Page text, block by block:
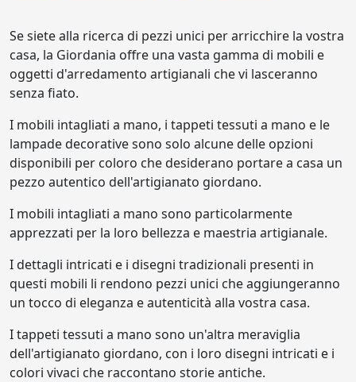
Se siete alla ricerca di pezzi unici per arricchire la vostra
casa, la Giordania offre una vasta gamma di mobili e
oggetti d'arredamento artigianali che vi lasceranno
senza fiato.
I mobili intagliati a mano, i tappeti tessuti a mano e le
lampade decorative sono solo alcune delle opzioni
disponibili per coloro che desiderano portare a casa un
pezzo autentico dell'artigianato giordano.
I mobili intagliati a mano sono particolarmente
apprezzati per la loro bellezza e maestria artigianale.
I dettagli intricati e i disegni tradizionali presenti in
questi mobili li rendono pezzi unici che aggiungeranno
un tocco di eleganza e autenticità alla vostra casa.
I tappeti tessuti a mano sono un'altra meraviglia
dell'artigianato giordano, con i loro disegni intricati e i
colori vivaci che raccontano storie antiche.